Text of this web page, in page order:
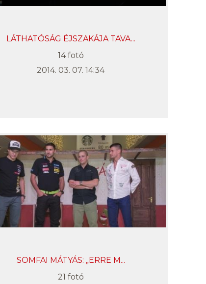
LÁTHATÓSÁG ÉJSZAKÁJA TAVA...
14 fotó
2014. 03. 07. 14:34
SOMFAI MÁTYÁS: „ERRE M...
21 fotó